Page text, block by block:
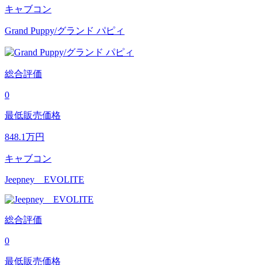
キャブコン
Grand Puppy/グランド パピィ
総合評価
0
最低販売価格
848.1万円
キャブコン
Jeepney EVOLITE
総合評価
0
最低販売価格